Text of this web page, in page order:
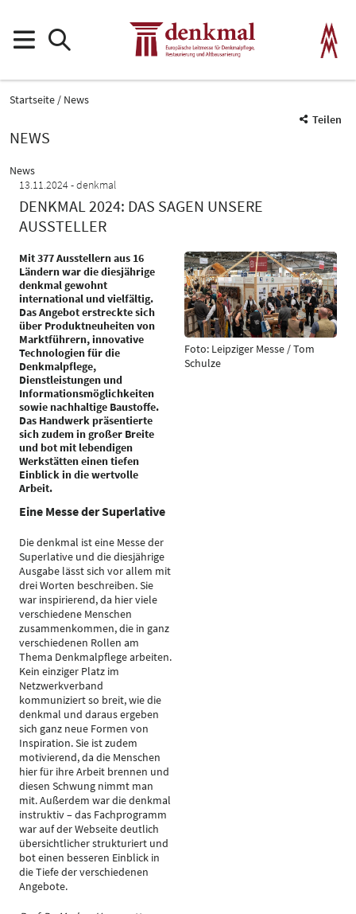
Startseite
News
Teilen
NEWS
News
13.11.2024 denkmal
DENKMAL 2024: DAS SAGEN UNSERE
AUSSTELLER
Mit 377 Ausstellern aus 16
Ländern war die diesjährige
denkmal gewohnt
international und vielfältig.
Das Angebot erstreckte sich
über Produktneuheiten von
Marktführern, innovative
Technologien für die
Denkmalpflege,
Dienstleistungen und
Informationsmöglichkeiten
sowie nachhaltige Baustoffe.
Das Handwerk präsentierte
sich zudem in großer Breite
und bot mit lebendigen
Werkstätten einen tiefen
Einblick in die wertvolle
Arbeit.
Eine Messe der Superlative
Die denkmal ist eine Messe der
Superlative und die diesjährige
Ausgabe lässt sich vor allem mit
drei Worten beschreiben. Sie
war inspirierend, da hier viele
verschiedene Menschen
zusammenkommen, die in ganz
verschiedenen Rollen am
Thema Denkmalpflege arbeiten.
Kein einziger Platz im
Netzwerkverband
kommuniziert so breit, wie die
denkmal und daraus ergeben
sich ganz neue Formen von
Inspiration. Sie ist zudem
motivierend, da die Menschen
hier für ihre Arbeit brennen und
diesen Schwung nimmt man
mit. Außerdem war die denkmal
instruktiv – das Fachprogramm
war auf der Webseite deutlich
übersichtlicher strukturiert und
bot einen besseren Einblick in
die Tiefe der verschiedenen
Angebote.
Foto: Leipziger Messe / Tom
Schulze